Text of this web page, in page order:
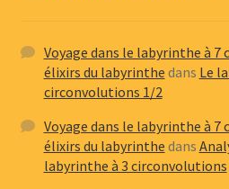
Voyage dans le labyrinthe à 7
élixirs du labyrinthe dans Le
circonvolutions 1/2
Voyage dans le labyrinthe à 7
élixirs du labyrinthe dans
labyrinthe à 3 circonvolutions